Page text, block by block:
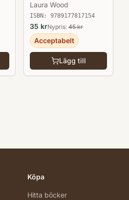
Laura Wood
ISBN: 9789177817154
35 krNypris: 45kr
Acceptabelt
Lägg till
Köpa
Hitta böcker